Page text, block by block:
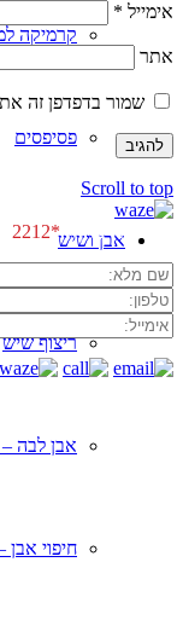
קרמיקה
פסיפסים
אבן ושיש
ריצוף שיש
אבן לבה – MADE A MANO
חיפוי אבן
אימייל *
אתר
שמור בדפדפן זה
"]
[class^="wpforms-
Scroll to top
לפגישת ייעוץ \\*2212